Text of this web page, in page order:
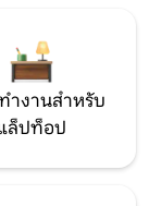
งานสำหรับ
ล็ปท็อป